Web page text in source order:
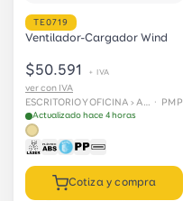
TE0719
Ventilador-Cargador Wind
$50.591 + IVA
ver con IVA
· PMP
Actualizado hace 4 horas
Cotiza y compra